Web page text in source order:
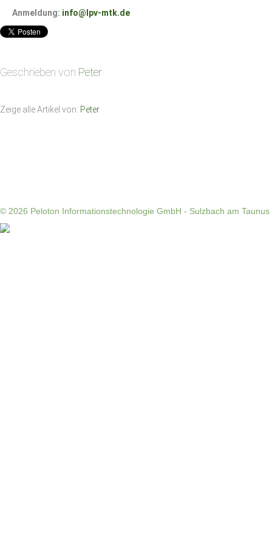
Anmeldung: info@lpv-mtk.de
Geschrieben von Peter
Zeige alle Artikel von: Peter
© 2026 Peloton Informationstechnologie GmbH - Sulzbach am Taunus